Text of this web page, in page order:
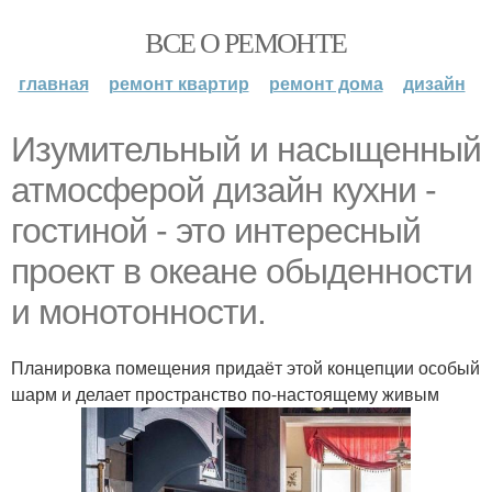
ВСЕ О РЕМОНТЕ
главная ремонт квартир ремонт дома дизайн
Изумительный и насыщенный
атмосферой дизайн кухни -
гостиной - это интересный
проект в океане обыденности
и монотонности.
Планировка помещения придаёт этой концепции особый
шарм и делает пространство по-настоящему живым